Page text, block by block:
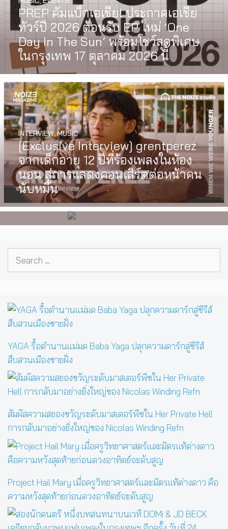
PREP คัมแบ็กเอเชีย! ประกาศเอเชีย
ทัวร์ปี 2026 ต้อนรับ EP ใหม่ ‘One
Day In The Sun’ พร้อมโชว์สุดพิเศษ
ในกรุงเทพ 17 ตุลาคม 2026 นี้
[Exclusive Interview] grentperez
จากเด็กอายุ 12 ปีที่ร้องเพลงในห้อง
นอน สู่การแสดงคอนเสิร์ตต่อหน้าคน
นับหมื่น
INTERVIEW,MUSIC
I Wish You All the Best เรื่องราวของ
วัยรุ่นนอนไบนารี่ กับครอบครัวที่เขา
เลือกได้เอง ผลงานการกำกับ
ภาพยนตร์เรื่องแรกของ Tommy
Dorfman
WATCH,LGBTQIAN+
Search
YAGA รื้อตำนานแม่มด Baba Yaga ปลุกความดาร์กสู่ซีรีส์
สืบสวนเมืองชายฝั่ง
สัมผัสความสยองขวัญระดับมาสเตอร์พีซใน Her Private Hell
การกลับมาอย่างยิ่งใหญ่ของ Nicolas Winding Refn
Project Hail Mary เมื่อครูวิทยาศาสตร์และมิตรแท้ต่างดาว คือ
ความหวังสุดท้ายก่อนดวงอาทิตย์จะดับสูญ